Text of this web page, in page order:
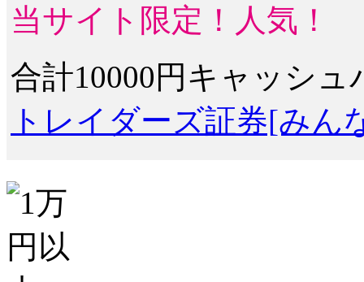
当サイト限定！人気！
合計10000円キャッシュ
トレイダーズ証券[みん